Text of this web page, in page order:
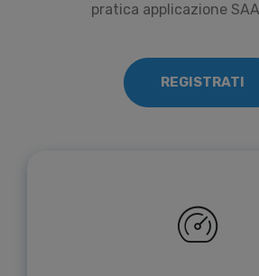
pratica applicazione
REGISTRATI